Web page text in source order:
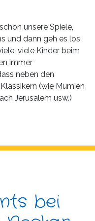
unsere Spiele,
und dann geh es los
viele Kinder beim
immer
neben den
(wie Mumien
Jerusalem usw.)
bei